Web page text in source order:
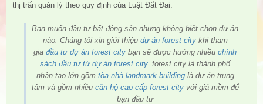
thị trấn quản lý theo quy định của Luật Đất Đai.
Bạn muốn đầu tư bất động sản nhưng không biết chọn dự án
nào. Chúng tôi xin giới thiệu dự án forest citykhi tham
gia đầu tư dự án forest city bạn sẽ được hướng nhiều chính
sách đầu tư từ dự án forest city. forest city là thành phố
nhân tạo lớn gồm tòa nhà landmark buildinglà dự án trung
tâm và gồm nhiều căn hộ cao cấp forest cityvới giá mềm để
bạn đầu tư